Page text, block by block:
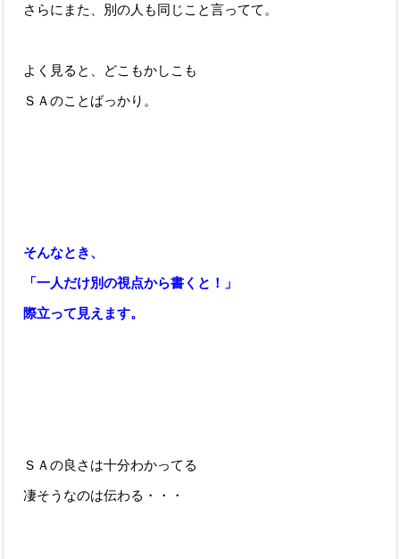
さらにまた、別の人も同じこと言ってて。
よく見ると、どこもかしこも
ＳＡのことばっかり。
そんなとき、
「一人だけ別の視点から書くと！」
際立って見えます。
ＳＡの良さは十分わかってる
凄そうなのは伝わる・・・